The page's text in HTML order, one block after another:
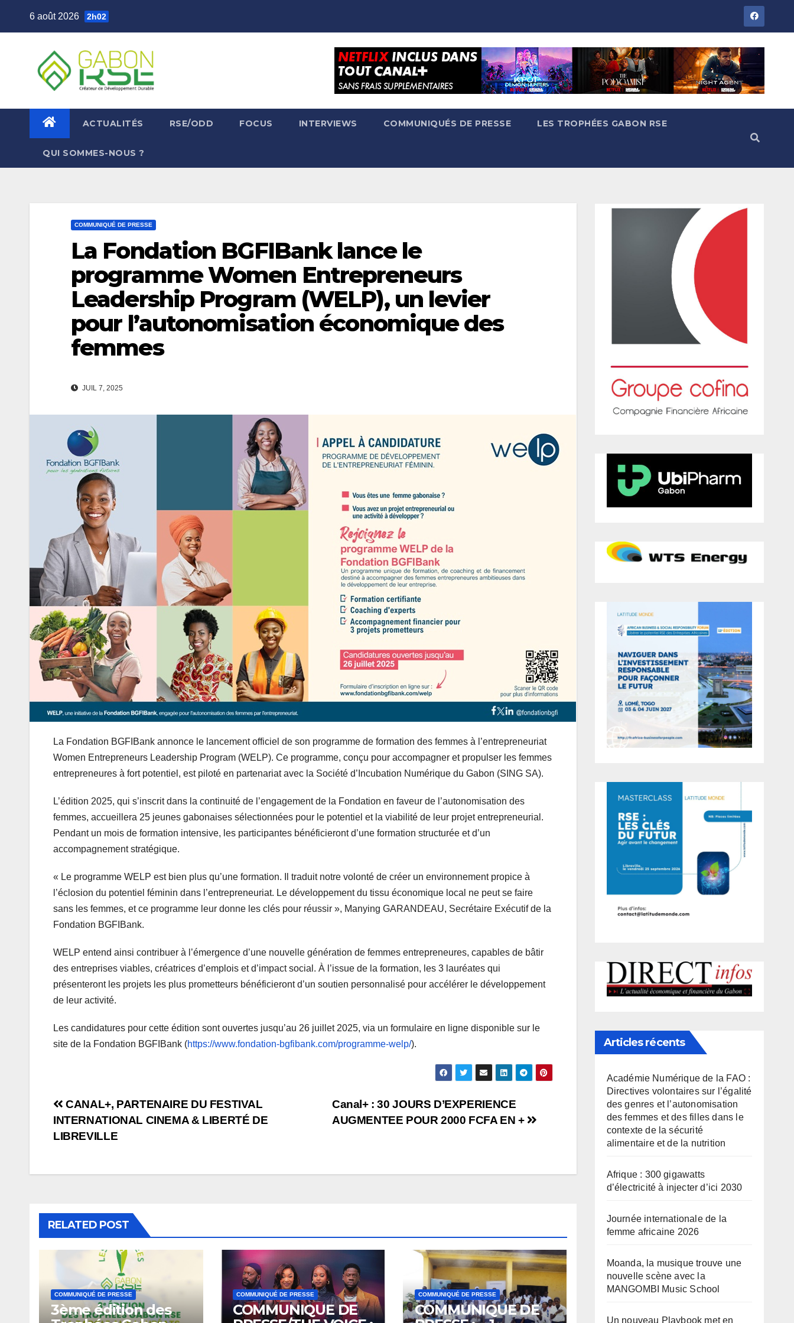
6 août 2026 2h02
ACTUALITÉS RSE/ODD FOCUS INTERVIEWS COMMUNIQUÉS DE PRESSE LES TROPHÉES GABON RSE
QUI SOMMES-NOUS ?
COMMUNIQUÉ DE PRESSE
La Fondation BGFIBank lance le
programme Women Entrepreneurs
Leadership Program (WELP), un levier
pour l’autonomisation économique des
femmes
JUIL 7, 2025
La Fondation BGFIBank annonce le lancement officiel de son programme de formation des femmes à l’entrepreneuriat
Women Entrepreneurs Leadership Program (WELP). Ce programme, conçu pour accompagner et propulser les femmes
entrepreneures à fort potentiel, est piloté en partenariat avec la Société d’Incubation Numérique du Gabon (SING SA).
L’édition 2025, qui s’inscrit dans la continuité de l’engagement de la Fondation en faveur de l’autonomisation des
femmes, accueillera 25 jeunes gabonaises sélectionnées pour le potentiel et la viabilité de leur projet entrepreneurial.
Pendant un mois de formation intensive, les participantes bénéficieront d’une formation structurée et d’un
accompagnement stratégique.
« Le programme WELP est bien plus qu’une formation. Il traduit notre volonté de créer un environnement propice à
l’éclosion du potentiel féminin dans l’entrepreneuriat. Le développement du tissu économique local ne peut se faire
sans les femmes, et ce programme leur donne les clés pour réussir », Manying GARANDEAU, Secrétaire Exécutif de la
Fondation BGFIBank.
WELP entend ainsi contribuer à l’émergence d’une nouvelle génération de femmes entrepreneures, capables de bâtir
des entreprises viables, créatrices d’emplois et d’impact social. À l’issue de la formation, les 3 lauréates qui
présenteront les projets les plus prometteurs bénéficieront d’un soutien personnalisé pour accélérer le développement
de leur activité.
Les candidatures pour cette édition sont ouvertes jusqu’au 26 juillet 2025, via un formulaire en ligne disponible sur le
site de la Fondation BGFIBank (https://www.fondation-bgfibank.com/programme-welp/).
Canal+ : 30 JOURS D’EXPERIENCE
AUGMENTEE POUR 2000 FCFA EN +
CANAL+, PARTENAIRE DU FESTIVAL
INTERNATIONAL CINEMA & LIBERTÉ DE
LIBREVILLE
RELATED POST
COMMUNIQUÉ DE PRESSE
3ème édition des
COMMUNIQUÉ DE PRESSE
COMMUNIQUE DE
COMMUNIQUÉ DE PRESSE
COMMUNIQUE DE
Articles récents
Académie Numérique de la FAO :
Directives volontaires sur l’égalité
des genres et l’autonomisation
des femmes et des filles dans le
contexte de la sécurité
alimentaire et de la nutrition
Afrique : 300 gigawatts
d’électricité à injecter d’ici 2030
Journée internationale de la
femme africaine 2026
Moanda, la musique trouve une
nouvelle scène avec la
MANGOMBI Music School
Un nouveau Playbook met en